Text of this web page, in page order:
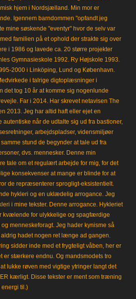
hjem i Nordsjælland. Min mor er
Igennem barndommen "opfandt jeg
søskende "eventyr" hvor de selv var
familien på et ophold der strakte sig over
i 1986 og lavede ca. 20 større projekter
Gymnasieskole 1992. Ry Højskole 1993.
2000 i Linköping, Lund og København.
i talrige digtoplæsninger i
det tog 10 år at komme sig nogenlunde
Far i 2014. Har skrevet netavisen The
2013. Jeg har altid haft eller ejet en
når de udtalte sig ud fra bastioner,
arbejdspladser, vidensmiljøer
stund de begynder at tale ud fra
dvs. mennesker. Denne min
tale om et regulært arbejde for mig, for det
konsekvenser at mange er blinde for at
de repræsenterer sprogligt-eksistentielt.
hykleri og en uklædelig arrogance. Jeg
i mine tekster. Denne arrogance. Hykleriet
kvælende for ulykkelige og spagfærdige
menneskeforagt. Jeg hader kynisme så
hadet nogen ret længe ad gangen.
sidder inde med et frygteligt våben, her er
er stærkere endnu. Og mandsmodets tro
lukke røven med vigtige ytringer langt det
kærligt. Disse tekster er ment som træning
til.)